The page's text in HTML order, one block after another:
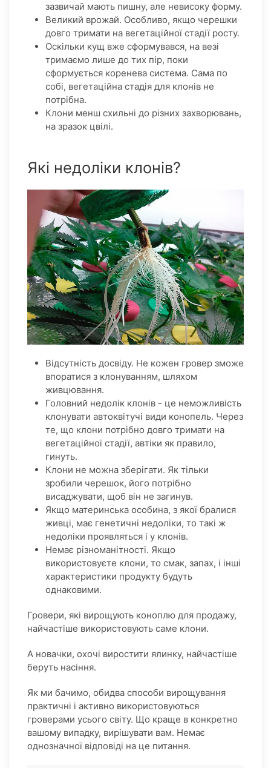
зазвичай мають пишну, але невисоку форму.
Великий врожай. Особливо, якщо черешки
довго тримати на вегетаційної стадії росту.
Оскільки кущ вже сформувався, на везі
тримаємо лише до тих пір, поки
сформується коренева система. Сама по
собі, вегетаційна стадія для клонів не
потрібна.
Клони менш схильні до різних захворювань,
на зразок цвілі.
Які недоліки клонів?
Відсутність досвіду. Не кожен гровер зможе
впоратися з клонуванням, шляхом
живцювання.
Головний недолік клонів - це неможливість
клонувати автоквітучі види конопель. Через
те, що клони потрібно довго тримати на
вегетаційної стадії, автіки як правило,
гинуть.
Клони не можна зберігати. Як тільки
зробили черешок, його потрібно
висаджувати, щоб він не загинув.
Якщо материнська особина, з якої бралися
живці, має генетичні недоліки, то такі ж
недоліки проявляться і у клонів.
Немає різноманітності. Якщо
використовуєте клони, то смак, запах, і інші
характеристики продукту будуть
однаковими.
Гровери, які вирощують коноплю для продажу,
найчастіше використовують саме клони.
А новачки, охочі виростити ялинку, найчастіше
беруть насіння.
Як ми бачимо, обидва способи вирощування
практичні і активно використовуються
гроверами усього світу. Що краще в конкретно
вашому випадку, вирішувати вам. Немає
однозначної відповіді на це питання.